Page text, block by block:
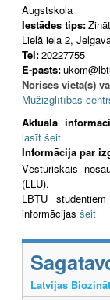
Augstskola
Iestādes tips:
Lielā iela 2,
Tel:20227755
E-pasts:
Norises vieta(s)
Mūžizglītības
Aktuālā
lasīt šeit
Informācija par
Vēsturiskais
(LLU).
LBTU
informācijas šeit
Latvijas